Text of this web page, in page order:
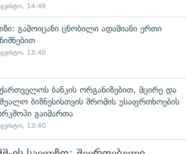
14:49
გამოიცანი ცნობილი ადამიანი ერთი
13:40
ბანკის ორგანიზებით, მცირე და
ბიზნესისთვის შრომის უსაფრთხოების
გაიმართა
13:40